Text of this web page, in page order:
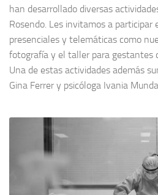
han desarrollado diversas
Rosendo. Les invitamos a participar
presenciales y telemáticas como
fotografía y el taller para gestantes
Una de estas actividades además
Gina Ferrer y psicóloga Ivania